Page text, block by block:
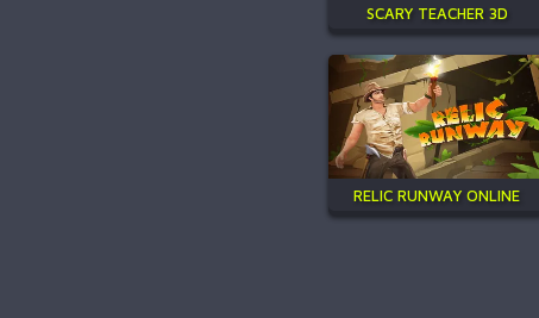
SCARY TEACHER 3D
RELIC RUNWAY ONLINE